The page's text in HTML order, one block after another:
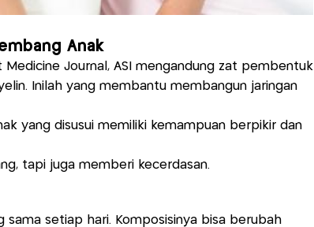
Anak
Journal, ASI mengandung zat pembentuk
Inilah yang membantu membangun jaringan
yang disusui memiliki kemampuan berpikir dan
tapi juga memberi kecerdasan.
sama setiap hari. Komposisinya bisa berubah